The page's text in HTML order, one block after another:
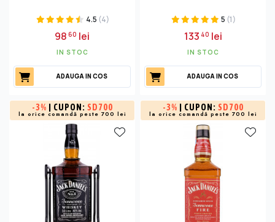
4.5 (4)
9860 lei
IN STOC
ADAUGA IN COS
5 (1)
133 40 lei
IN STOC
ADAUGA IN COS
-3% | CUPON: SD700
la orice comandă peste 700 lei
-3% | CUPON: SD700
la orice comandă peste 700 lei